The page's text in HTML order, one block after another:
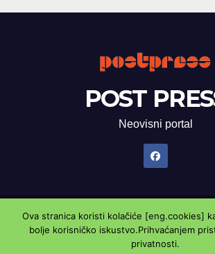
POST
Neovisni portal
Proudly powered by WordPress| Theme:
Ova stranica koristi kolačiće [eng.cookies]
bolje korisničko iskustvo.Prihvaćanjem
privatnosti.